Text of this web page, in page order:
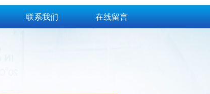
联系我们 在线留言